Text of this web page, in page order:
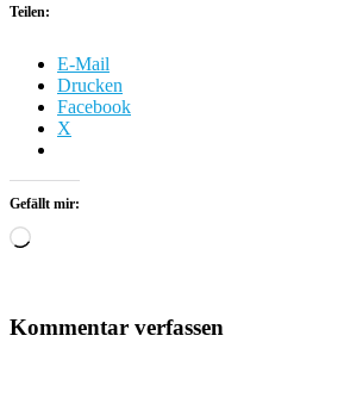
Teilen:
E-Mail
Drucken
Facebook
X
Gefällt mir:
Wird
Kommentar verfassen